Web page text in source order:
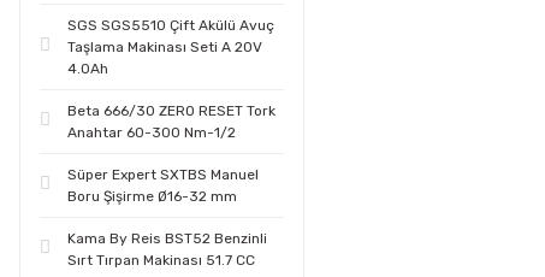
SGS SGS5510 Çift Akülü Avuç
Taşlama Makinası Seti A 20V
4.0Ah
Beta 666/30 ZERO RESET Tork
Anahtar 60-300 Nm-1/2
Süper Expert SXTBS Manuel
Boru Şişirme Ø16-32 mm
Kama By Reis BST52 Benzinli
Sırt Tırpan Makinası 51.7 CC